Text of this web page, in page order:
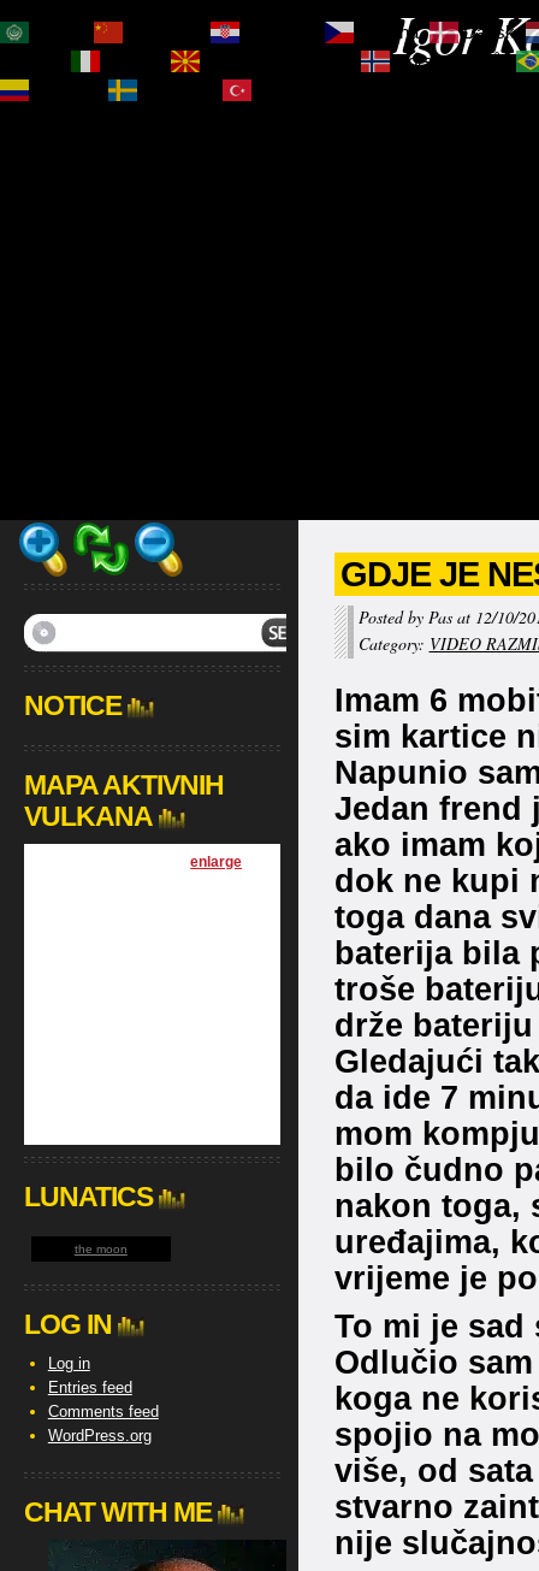
Igor
GDJE JE
Posted by Pas at 12/10/
Category: VIDEO
Imam 6
sim kartice
Napunio
Jedan frend
ako imam
dok ne kupi
toga dana
baterija bila
troše
drže
Gledajući
da ide 7
mom
bilo čudno
nakon toga,
uređajima,
vrijeme je
To mi je
Odlučio
koga ne
spojio na
više, od
stvarno
nije
NOTICE
MAPA AKTIVNIH
VULKANA
[enlarge
LUNATICS
the moon
LOG IN
Log in
Entries feed
Comments feed
WordPress.org
CHAT WITH ME
Čeština‎
Dansk
Norsk bokmål